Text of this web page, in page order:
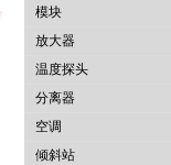
武汉提沃克科技有限公司
模块
放大器
温度探头
分离器
空调
倾斜站